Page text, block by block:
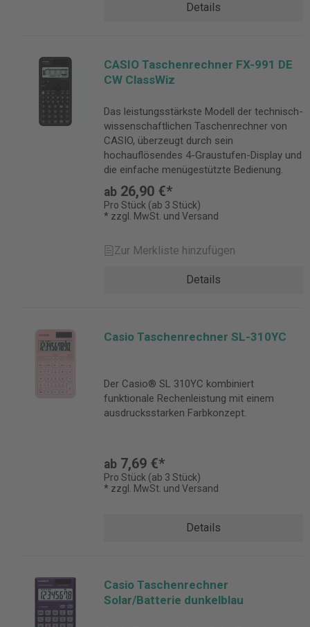
Details
CASIO Taschenrechner FX-991 DE
CW ClassWiz
Das leistungsstärkste Modell der technisch-
wissenschaftlichen Taschenrechner von
CASIO, überzeugt durch sein
hochauflösendes 4-Graustufen-Display und
die einfache menügestützte Bedienung.
ab 26,90 €*
Pro Stück (ab 3 Stück)
* zzgl. MwSt. und Versand
Zur Merkliste hinzufügen
Details
Casio Taschenrechner SL-310YC
Der Casio® SL 310YC kombiniert
funktionale Rechenleistung mit einem
ausdrucksstarken Farbkonzept.
ab 7,69 €*
Pro Stück (ab 3 Stück)
* zzgl. MwSt. und Versand
Details
Casio Taschenrechner
Solar/Batterie dunkelblau